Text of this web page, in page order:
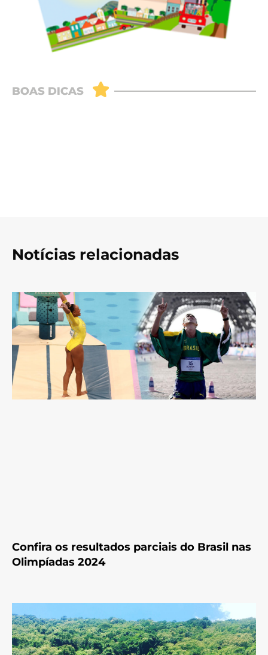
Notícias relacionadas
Confira os resultados parciais do Brasil nas
Olimpíadas 2024